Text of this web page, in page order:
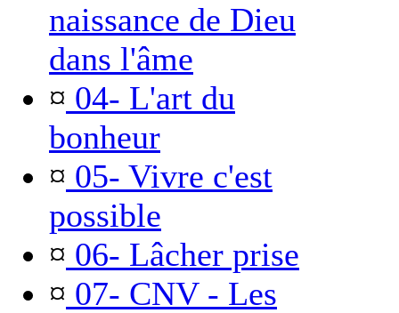
naissance de Dieu
dans l'âme
¤ 04- L'art du
bonheur
¤ 05- Vivre c'est
possible
¤ 06- Lâcher prise
¤ 07- CNV - Les